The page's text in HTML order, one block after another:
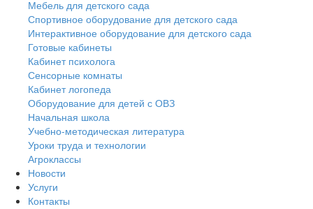
Мебель для детского сада
Спортивное оборудование для детского сада
Интерактивное оборудование для детского сада
Готовые кабинеты
Кабинет психолога
Сенсорные комнаты
Кабинет логопеда
Оборудование для детей с ОВЗ
Начальная школа
Учебно-методическая литература
Уроки труда и технологии
Агроклассы
Новости
Услуги
Контакты